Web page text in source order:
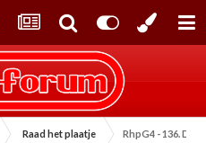
Raad het plaatje RhpG4 - 136.